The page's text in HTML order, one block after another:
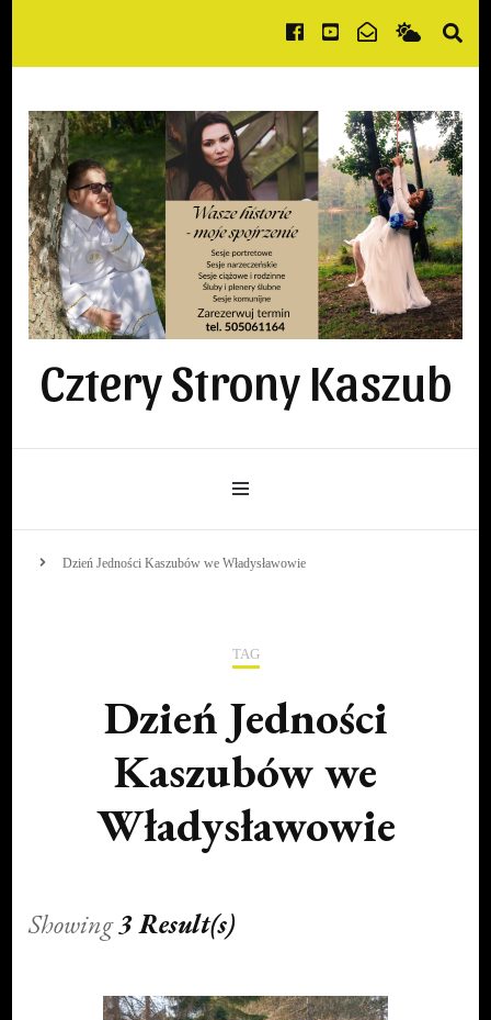
Cztery Strony Kaszub
Dzień Jedności Kaszubów we Władysławowie
TAG
Dzień Jedności
Kaszubów we
Władysławowie
Showing3 Result(s)